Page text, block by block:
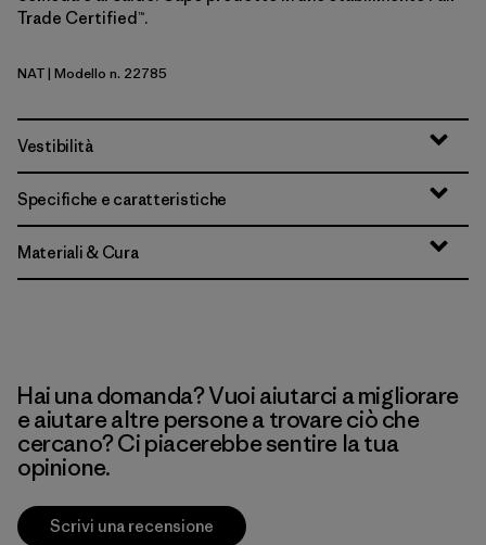
Trade Certified™.
Natural
NAT| Modello n. 22785
Vestibilità
Specifiche e caratteristiche
Materiali & Cura
Hai una domanda? Vuoi aiutarci a migliorare
e aiutare altre persone a trovare ciò che
cercano? Ci piacerebbe sentire la tua
opinione.
Scrivi una recensione